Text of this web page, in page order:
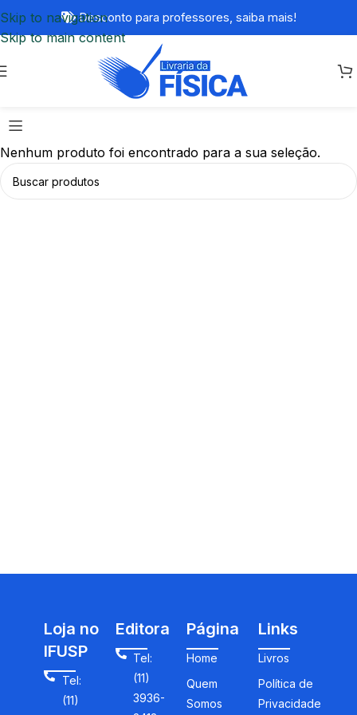
Skip to navigation
Skip to main content
Desconto para professores, saiba mais!
Nenhum produto foi encontrado para a sua seleção.
Loja no
IFUSP
Tel:
(11)
Editora
Tel:
(11)
3936-
Página
Home
Quem
Somos
Links
Livros
Política de
Privacidade